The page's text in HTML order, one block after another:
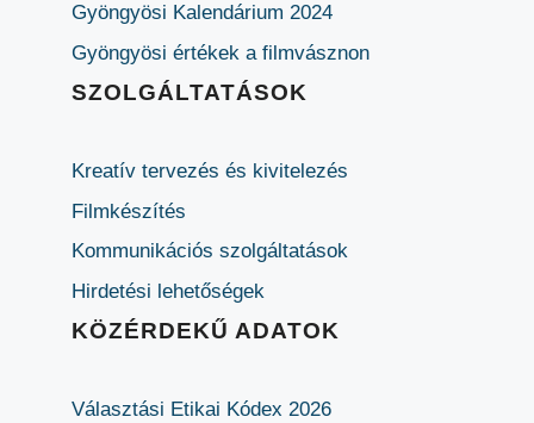
Gyöngyösi Kalendárium 2024
Gyöngyösi értékek a filmvásznon
SZOLGÁLTATÁSOK
Kreatív tervezés és kivitelezés
Filmkészítés
Kommunikációs szolgáltatások
Hirdetési lehetőségek
KÖZÉRDEKŰ ADATOK
Választási Etikai Kódex 2026